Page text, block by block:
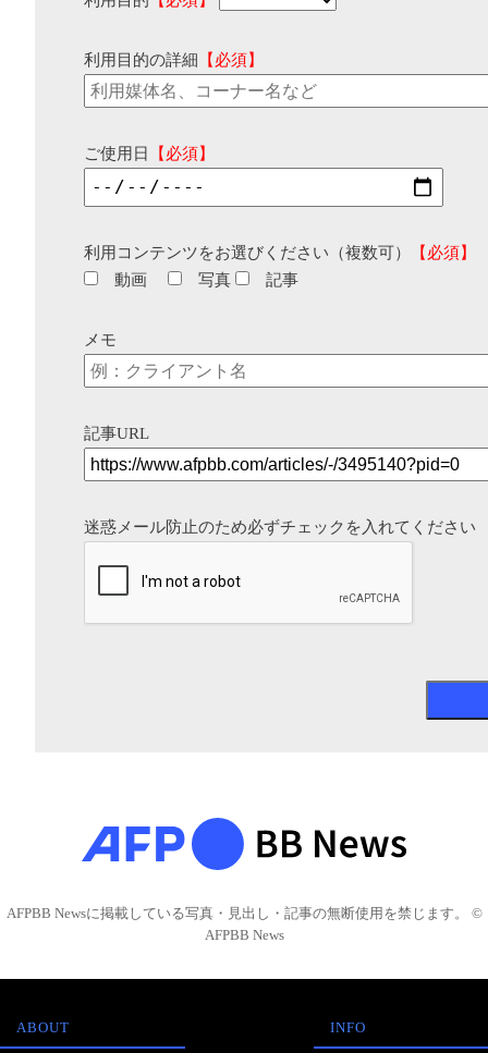
利用目的の詳細 【必須】
ご使用日 【必須】
利用コンテンツをお選びください（複数可）
【必須】
動画
写真 記事
メモ
記事URL
迷惑メール防止のため必ずチェックを入れてください
AFPBB Newsに掲載している写真・見出し・記事の無断使用を禁じます。 ©
AFPBB News
ABOUT INFO